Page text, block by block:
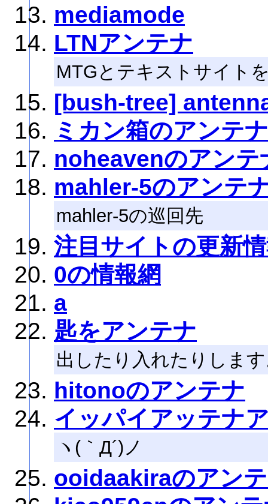
mediamode
LTNアンテナ
MTGとテキストサイト
[bush-tree]
ミカン箱のアンテナ
noheavenのアンテ
mahler-5のアンテ
mahler-5の巡回先
注目サイトの更新
0の情報網
a
匙をアンテナ
出したり入れたりしま
hitonoのアンテナ
イッパイアッテナ
ヽ(｀Д´)ノ
ooidaakiraのアン